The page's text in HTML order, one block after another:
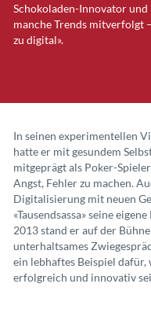
Schokoladen-Innovator
manche Trends mitverfolgt
zu digital».
In seinen experimentellen
hatte er mit gesundem
mitgeprägt als Poker-
Angst, Fehler zu machen.
Digitalisierung mit neuen
«Tausendsassa» seine
2013 stand er auf der
unterhaltsames
ein lebhaftes Beispiel
erfolgreich und innovativ